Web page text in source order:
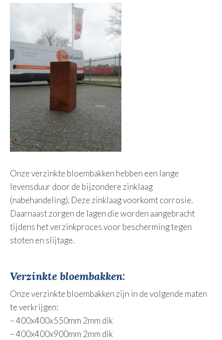
Onze verzinkte bloembakken hebben een lange
levensduur door de bijzondere zinklaag
(nabehandeling). Deze zinklaag voorkomt corrosie.
Daarnaast zorgen de lagen die worden aangebracht
tijdens het verzinkproces voor bescherming tegen
stoten en slijtage.
Verzinkte bloembakken:
Onze verzinkte bloembakken zijn in de volgende maten
te verkrijgen:
– 400x400x550mm 2mm dik
– 400x400x900mm 2mm dik